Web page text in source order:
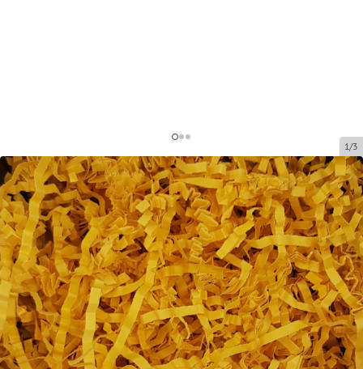
1/3
Paper shavings for decoration
Product code:DS211
Size:20 x 20 cm (150 grami)
Material:paper, 4 mm
Product can be collected from a pickup point.
Price per 1 package